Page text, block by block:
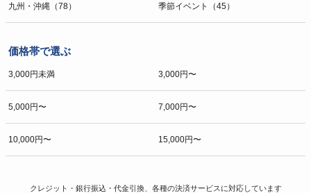
九州・沖縄（78） 季節イベント（45）
価格帯で選ぶ
3,000円未満 3,000円〜
5,000円〜 7,000円〜
10,000円〜 15,000円〜
クレジット・銀行振込・代金引換、各種の決済サービスに対応しています